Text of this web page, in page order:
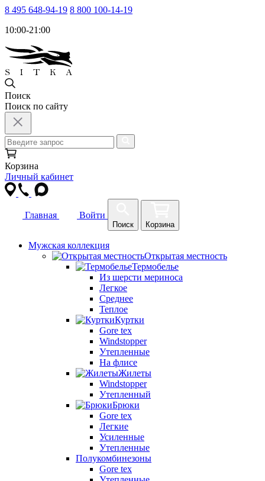
8 495 648-94-19 8 800 100-14-19
10:00-21:00
Поиск
Поиск по сайту
Корзина
Личный кабинет
Главная Войти
Поиск Корзина
Мужская коллекция
Открытая местность
Термобелье
Из шерсти мериноса
Легкое
Среднее
Теплое
Куртки
Gore tex
Windstopper
Утепленные
На флисе
Жилеты
Windstopper
Утепленный
Брюки
Gore tex
Легкие
Усиленные
Утепленные
Полукомбинезоны
Gore tex